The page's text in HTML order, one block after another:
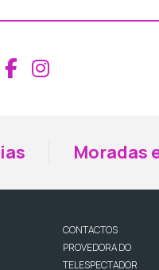
Aceder ao
Aceder ao
Moradas
CONTACTOS
PROVEDORA DO
TELESPECTADOR